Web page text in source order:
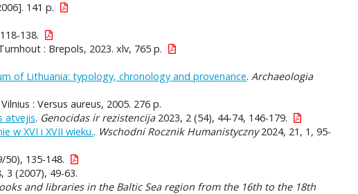
141 p.
138.
: Brepols, 2023. xlv, 765 p.
of Lithuania: typology, chronology and provenance. Archaeologia
Vilnius : Versus aureus, 2005. 276 p.
atvejis. Genocidas ir rezistencija2023, 2 (54), 44-74, 146-179.
w XVI i XVII wieku.. Wschodni Rocznik Humanistyczny2024, 21, 1, 95-
135-148.
3 (2007), 49-63.
and libraries in the Baltic Sea region from the 16th to the 18th